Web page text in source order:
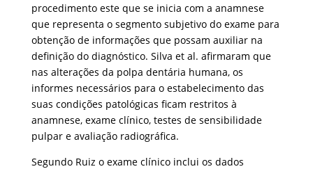
procedimento este que se inicia com a anamnese
que representa o segmento subjetivo do exame para
obtenção de informações que possam auxiliar na
definição do diagnóstico. Silva et al. afirmaram que
nas alterações da polpa dentária humana, os
informes necessários para o estabelecimento das
suas condições patológicas ficam restritos à
anamnese, exame clínico, testes de sensibilidade
pulpar e avaliação radiográfica.
Segundo Ruiz o exame clínico inclui os dados